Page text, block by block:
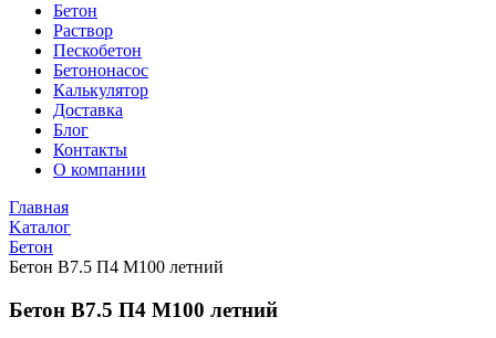
Бетон
Раствор
Пескобетон
Бетононасос
Калькулятор
Доставка
Блог
Контакты
О компании
Главная
Kаталог
Бетон
Бетон В7.5 П4 М100 летний
Бетон В7.5 П4 М100 летний